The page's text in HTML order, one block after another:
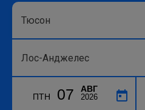
ПТН 07 АВГ
2026